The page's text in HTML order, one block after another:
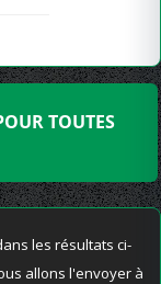
TOUTES
les résultats ci-
allons l'envoyer à